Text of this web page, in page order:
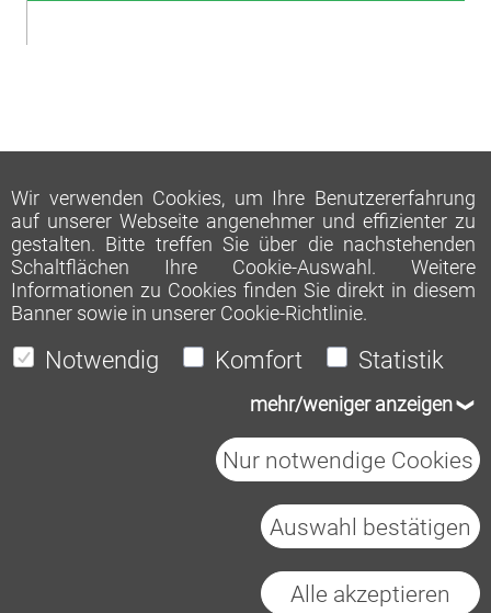
Impressum
Datenschutz
Cookies
Wir verwenden Cookies, um Ihre Benutzererfahrung
auf unserer Webseite angenehmer und effizienter zu
gestalten. Bitte treffen Sie über die nachstehenden
Schaltflächen Ihre Cookie-Auswahl. Weitere
Informationen zu Cookies finden Sie direkt in diesem
Banner sowie in unserer Cookie-Richtlinie.
Notwendig Komfort Statistik
mehr/weniger anzeigen
Nur notwendige Cookies
Auswahl bestätigen
Alle akzeptieren